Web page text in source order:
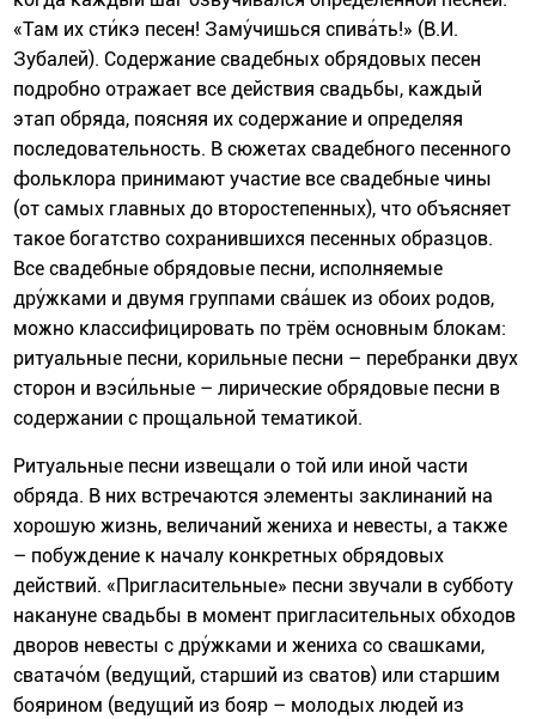
«Там их сти́кэ песен! Заму́чишься спива́ть!» (В.И.
Зубалей). Содержание свадебных обрядовых песен
подробно отражает все действия свадьбы, каждый
этап обряда, поясняя их содержание и определяя
последовательность. В сюжетах свадебного песенного
фольклора принимают участие все свадебные чины
(от самых главных до второстепенных), что объясняет
такое богатство сохранившихся песенных образцов.
Все свадебные обрядовые песни, исполняемые
дру́жками и двумя группами сва́шек из обоих родов,
можно классифицировать по трём основным блокам:
ритуальные песни, корильные песни – перебранки двух
сторон и вэси́льные – лирические обрядовые песни в
содержании с прощальной тематикой.
Ритуальные песни извещали о той или иной части
обряда. В них встречаются элементы заклинаний на
хорошую жизнь, величаний жениха и невесты, а также
– побуждение к началу конкретных обрядовых
действий. «Пригласительные» песни звучали в субботу
накануне свадьбы в момент пригласительных обходов
дворов невесты с дру́жками и жениха со свашками,
сватачо́м (ведущий, старший из сватов) или старшим
боярином (ведущий из бояр – молодых людей из